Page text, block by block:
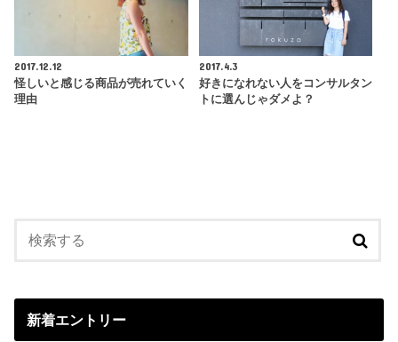
2017.12.12
怪しいと感じる商品が売れていく
理由
2017.4.3
好きになれない人をコンサルタン
トに選んじゃダメよ？
新着エントリー